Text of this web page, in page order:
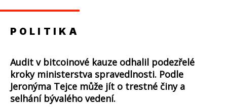
POLITIKA
Audit v bitcoinové kauze odhalil podezřelé
kroky ministerstva spravedlnosti. Podle
Jeronýma Tejce může jít o trestné činy a
selhání bývalého vedení.